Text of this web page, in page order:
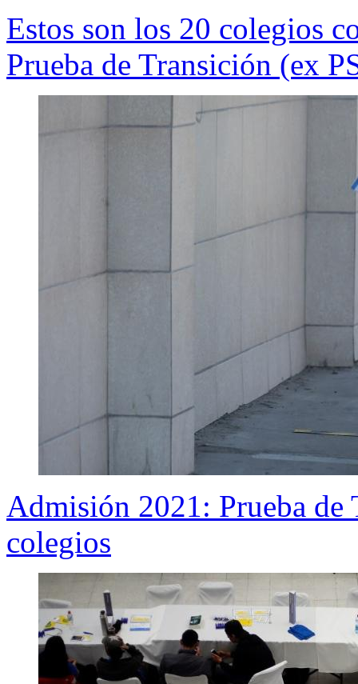
Estos son los 20 colegios
Prueba de Transición (ex
Admisión 2021: Prueba de
colegios